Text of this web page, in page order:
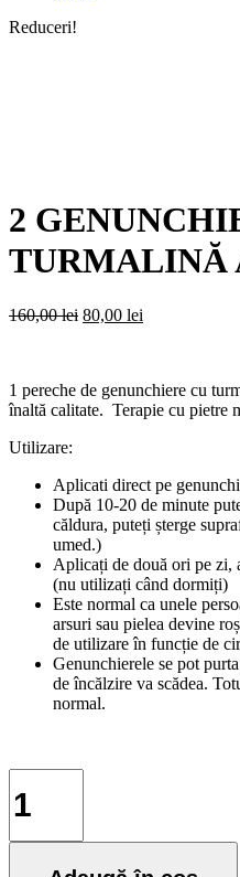
Reduceri!
2
TURMALINĂ
160,00lei Prețul
160,00 lei.
80,00 lei
1 pereche de genunchiere cu
înaltă calitate. Terapie cu pietre
Utilizare:
Aplicati direct pe
După 10-20 de minute
căldura, puteți șterge
umed.)
Aplicați de două ori pe zi,
(nu utilizați când dormiți)
Este normal ca unele
arsuri sau pielea devine
de utilizare în funcție de
Genunchierele se pot
de încălzire va scădea.
normal.
2
GENUNCHIERE
CU